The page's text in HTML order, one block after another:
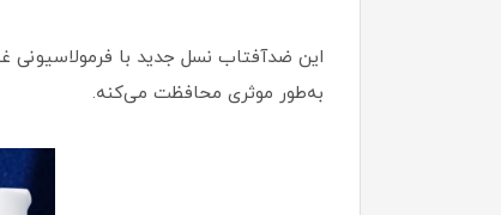
به‌طور موثری محافظت می‌کنه.